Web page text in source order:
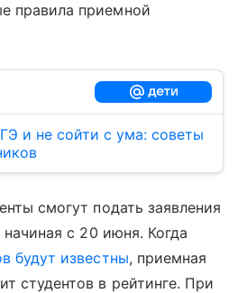
правила приемной
и не сойти с ума: советы
смогут подать заявления
с 20 июня. Когда
будут известны, приемная
студентов в рейтинге. При